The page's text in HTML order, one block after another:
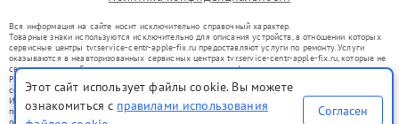
Вся информация на сайте носит исключительно справочный характер.
Товарные знаки используются исключительно для описания устройств, в отношении которых
сервисные центры tvr.service-centr-apple-fix.ru предоставляют услуги по ремонту. Услуги
оказываются в неавторизованных сервисных центрах tvr.service-centr-apple-fix.ru, которые не
связаны с правообладателями товарных знаков или их официальными представителями.
Ремонт осуществляется для устройств, уже введенных в гражданский оборот в соответствии
со статьей 1487 ГК РФ.
Использование товарных знаков не преследует цели индивидуализации услуг или введения
потребителей в заблуждение, а служит для информирования о предоставляемых услугах по
Этот сайт использует файлы cookie. Вы можете
ознакомиться с правилами использования
Согласен